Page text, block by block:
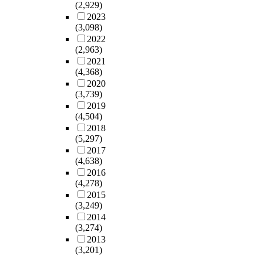
(2,929)
2023
(3,098)
2022
(2,963)
2021
(4,368)
2020
(3,739)
2019
(4,504)
2018
(5,297)
2017
(4,638)
2016
(4,278)
2015
(3,249)
2014
(3,274)
2013
(3,201)